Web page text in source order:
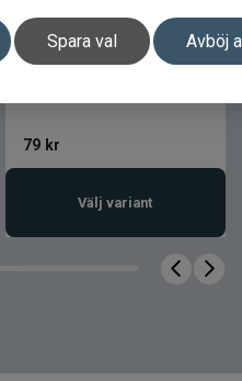
Spara val Avböj
3tum
79 kr
Välj variant